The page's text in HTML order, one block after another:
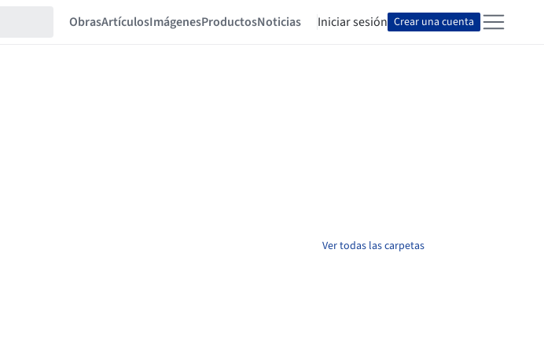
ObrasArtículosImágenesProductosNoticias Iniciar sesión Crear una cuenta
Ver todas las carpetas